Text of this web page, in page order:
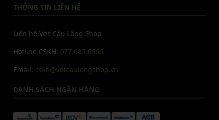
THÔNG TIN LIÊN HỆ
Liên hệ Vợt Cầu Lông Shop
Hotline CSKH: 077.685.6666
Email: cskh@votcaulongshop.vn
DANH SÁCH NGÂN HÀNG